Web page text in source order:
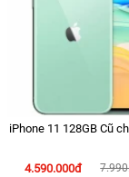
iPhone 11 128GB Cũ
4.590.000đ